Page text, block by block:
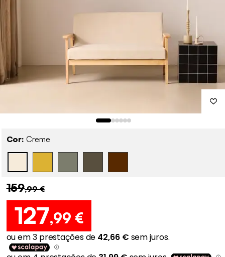
Cor: Creme
159,99 €
127,99 €